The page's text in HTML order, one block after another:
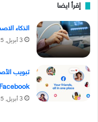
إقرأ ايضا
الذكاء
3 أبريل, 2025
3 أبريل, 2025